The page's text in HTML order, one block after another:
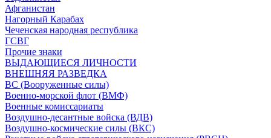
Афганистан
Нагорный Карабах
Чеченская народная республика
ГСВГ
Прочие знаки
ВЫДАЮЩИЕСЯ ЛИЧНОСТИ
ВНЕШНЯЯ РАЗВЕДКА
ВС (Вооруженные силы)
Военно-морской флот (ВМФ)
Военные комиссариаты
Воздушно-десантные войска (ВДВ)
Воздушно-космические силы (ВКС)